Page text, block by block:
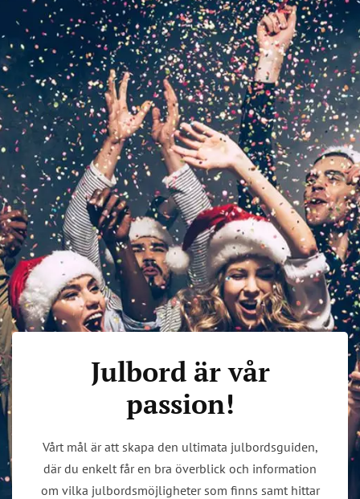
Julbord är vår
passion!
Vårt mål är att skapa den ultimata julbordsguiden,
där du enkelt får en bra överblick och information
om vilka julbordsmöjligheter som finns samt hittar